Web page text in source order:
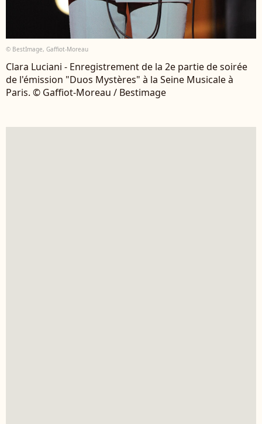
© BestImage, Gaffiot-Moreau
Clara Luciani - Enregistrement de la 2e partie de soirée
de l'émission "Duos Mystères" à la Seine Musicale à
Paris. © Gaffiot-Moreau / Bestimage